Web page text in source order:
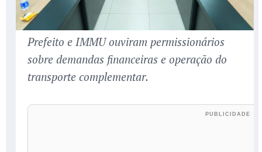
Prefeito e IMMU ouviram permissionários
sobre demandas financeiras e operação do
transporte complementar.